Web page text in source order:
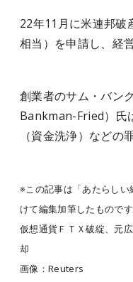
22年11月に米連邦破
相当）を申請し、経営
創業者のサム・バン
Bankman-Fried）氏
（資金洗浄）などの
※この記事は「あたらし
けて編集加筆したものです
仮想通貨ＦＴＸ破綻、元
却
画像：Reuters